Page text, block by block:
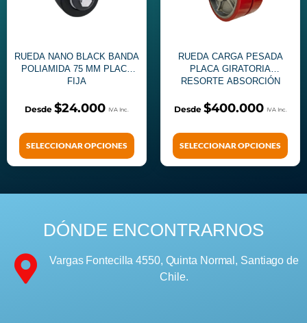
RUEDA NANO BLACK BANDA
POLIAMIDA 75 MM PLACA
FIJA
$24.000
SELECCIONAR OPCIONES
RUEDA CARGA PESADA
PLACA GIRATORIA
RESORTE ABSORCIÓN
1000 KG
$400.000
SELECCIONAR OPCIONES
DÓNDE ENCONTRARNOS
Vargas Fontecilla 4550, Quinta Normal, Santiago de
Chile.